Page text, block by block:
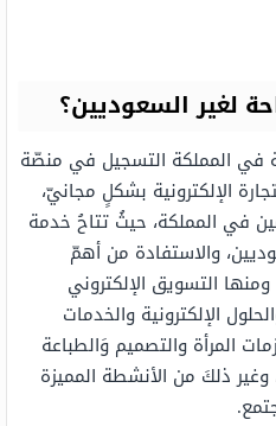
لغير السعوديين؟
في المملكة التسجيل في منصّة
الإلكترونية بشكلٍ مجانيّ،
في المملكة، حيثُ تتاحُ خدمة
والاستفادة من أهمّ
التسويق الإلكتروني
الإلكترونية والخدمات
المرأة والتصميم وَالطباعة
ذلكَ من الأنشطة المميزة